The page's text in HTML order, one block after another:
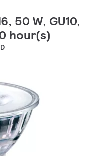
50 W, GU10,
hour(s)